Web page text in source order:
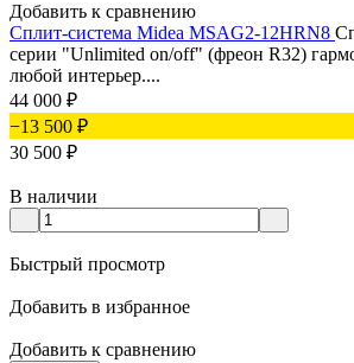
Добавить к сравнению
Сплит-система Midea MSAG2-12HRN8
серии "Unlimited on/off" (фреон R32)
любой интерьер....
44 000 ₽
−13 500 ₽
30 500 ₽
В наличии
Быстрый просмотр
Добавить в избранное
Добавить к сравнению